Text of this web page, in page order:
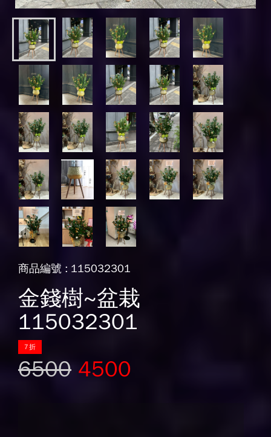
商品編號 : 115032301
金錢樹~盆栽
115032301
7折
6500 4500